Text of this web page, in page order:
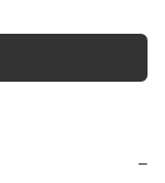
−